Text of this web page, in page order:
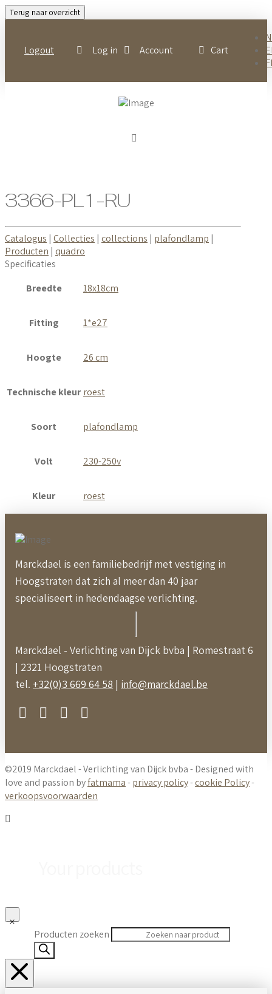
Terug naar overzicht
Logout Log in Account Cart
3366-PL1-RU
Catalogus | Collecties | collections | plafondlamp |
Producten | quadro
Specificaties
Breedte
18x18cm
Fitting 1*e27
Hoogte 26 cm
Technische kleur roest
Soort plafondlamp
Volt 230-250v
Kleur roest
Marckdael is een familiebedrijf met vestiging in
Hoogstraten dat zich al meer dan 40 jaar
specialiseert in hedendaagse verlichting.
Marckdael - Verlichting van Dijck bvba | Romestraat 6
| 2321 Hoogstraten
tel. +32(0)3 669 64 58 | info@marckdael.be
©2019 Marckdael - Verlichting van Dijck bvba - Designed with
love and passion byfatmama-privacy policy-cookie Policy-
verkoopsvoorwaarden
Producten zoeken